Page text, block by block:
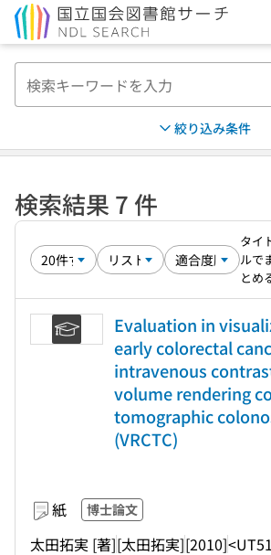
絞り込み条件
検索結果 7 件
タイ
ルで
とめ
Evaluation in
early colorectal
intravenous
volume rendering
tomographic
(VRCTC)
紙 博士論文
太田拓実 [著][太田拓実][2010]